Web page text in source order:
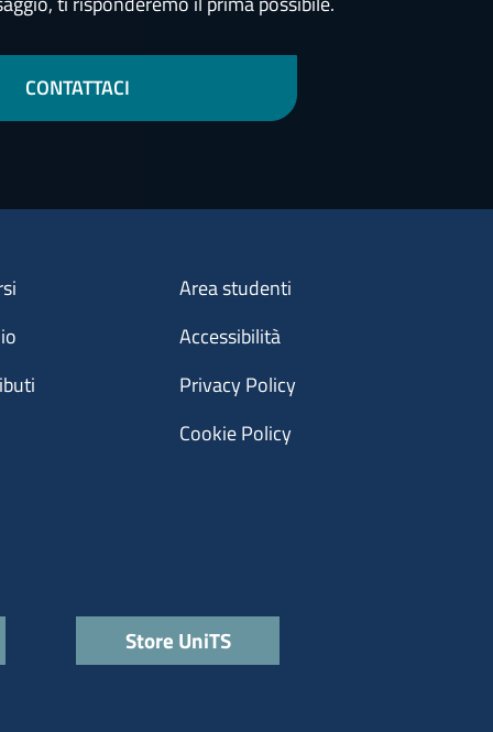
CONTATTACI
Menu footer 3
Area studenti
Accessibilità
Privacy Policy
Cookie Policy
Store UniTS